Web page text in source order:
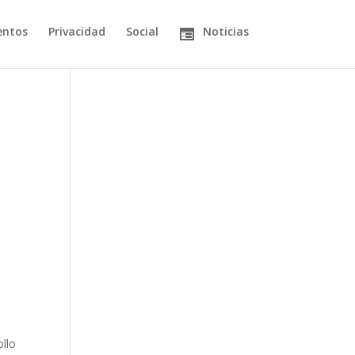
Privacidad Social Noticias